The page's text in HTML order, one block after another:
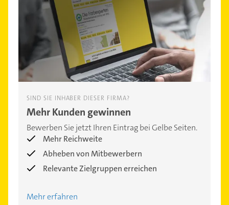
SIND SIE INHABER DIESER FIRMA?
Mehr Kunden gewinnen
Bewerben Sie jetzt Ihren Eintrag bei Gelbe Seiten.
Mehr Reichweite
Abheben von Mitbewerbern
Relevante Zielgruppen erreichen
Mehr erfahren